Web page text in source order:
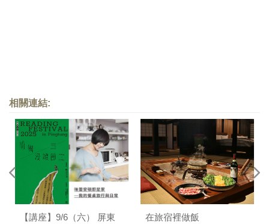
相關連結:
【講座】9/6（六） 屏東
在旅宿裡做飯